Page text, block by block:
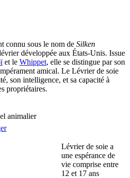
connu sous le nom de Silken
développée aux États-Unis. Issue
et le Whippet, elle se distingue par son
amical. Le Lévrier de soie
son intelligence, et sa capacité à
propriétaires.
animalier
Lévrier de soie a
une espérance de
vie comprise entre
12 et 17 ans